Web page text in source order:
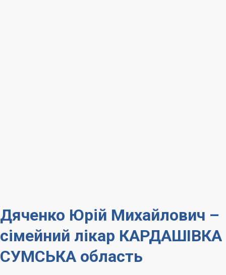
Дяченко Юрій Михайлович –
сімейний лікар КАРДАШІВКА
СУМСЬКА область